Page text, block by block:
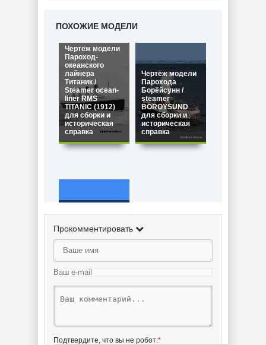
ПОХОЖИЕ МОДЕЛИ
Чертёж модели
Пароход-
океанского
лайнера
Титаник /
Steamer ocean-
liner RMS
TITANIC (1912)
для сборки и
историческая
справка
Чертёж модели
Парохода
Борёйсунн /
steamer
BOROYSUND
для сборки и
историческая
справка
Гюзельхисар /
для сборки и
историческая
справка
Прокомментировать
Подтвердите, что вы не робот:*